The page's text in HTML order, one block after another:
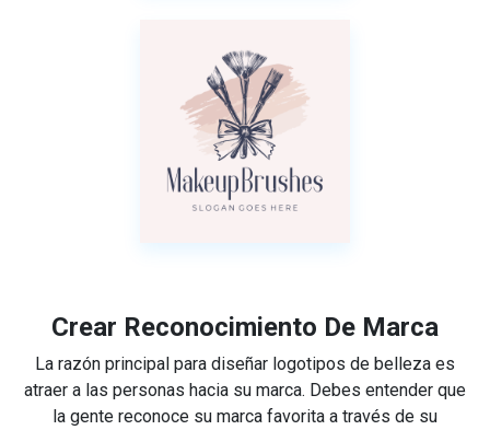
Crear Reconocimiento De Marca
La razón principal para diseñar logotipos de belleza es
atraer a las personas hacia su marca. Debes entender que
la gente reconoce su marca favorita a través de su